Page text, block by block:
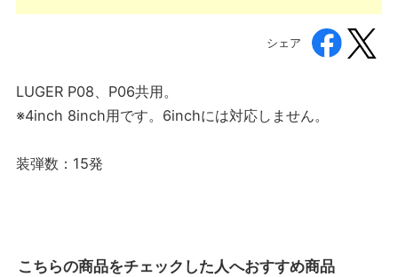
シェア
LUGER P08、P06共用。
※4inch 8inch用です。6inchには対応しません。
装弾数：15発
こちらの商品をチェックした人へおすすめ商品